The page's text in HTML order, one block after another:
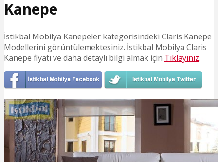
Kanepe
İstikbal Mobilya Kanepeler kategorisindeki Claris Kanepe
Modellerini görüntülemektesiniz. İstikbal Mobilya Claris
Kanepe fiyatı ve daha detaylı bilgi almak için Tıklayınız.